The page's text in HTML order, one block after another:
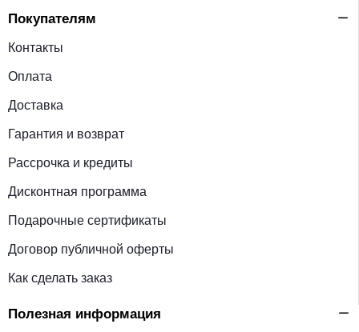
Покупателям
Контакты
Оплата
Доставка
Гарантия и возврат
Рассрочка и кредиты
Дисконтная программа
Подарочные сертификаты
Договор публичной оферты
Как сделать заказ
Полезная информация